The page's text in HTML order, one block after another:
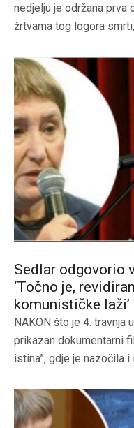
nedjelju je održana prva
žrtvama tog logora
Sedlar odgovorio
‘Točno je,
komunističke laži’
NAKON što je 4. travnja
prikazan dokumentarni
istina”, gdje je nazočila i